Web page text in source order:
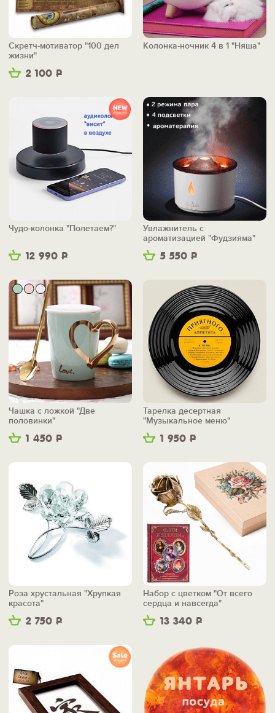
2 100 Р
Скретч-мотиватор "100 дел
жизни"
Колонка-ночник 4 в 1 "Няша"
12 990 Р
Чудо-колонка "Полетаем?"
5 550 Р
Увлажнитель с
ароматизацией "Фудзияма"
1 450 Р
Чашка с ложкой "Две
половинки"
1 950 Р
Тарелка десертная
"Музыкальное меню"
2 750 Р
Роза хрустальная "Хрупкая
красота"
13 340 Р
Набор с цветком "От всего
сердца и навсегда"